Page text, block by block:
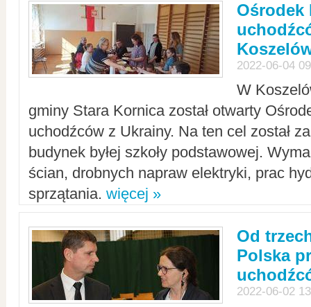
Ośrodek
2022-06-04
W
gminy Stara Kornica został otwarty
uchodźców z Ukrainy. Na ten cel został
budynek byłej szkoły podstawowej.
ścian, drobnych napraw elektryki, prac
sprzątania. więcej »
Od
Polska
2022-06-02